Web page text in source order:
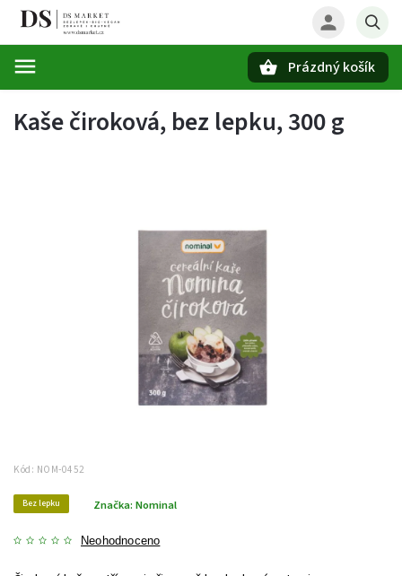
Prázdný košík
Kaše čiroková, bez lepku, 300 g
Kód: NOM-0452
Bez lepku
Neohodnoceno
Značka: Nominal